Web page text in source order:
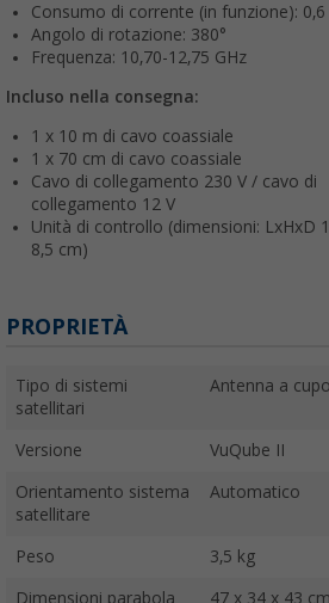
Consumo di corrente (in funzione): 0,6
Angolo di rotazione: 380°
Frequenza: 10,70-12,75 GHz
Incluso nella consegna:
1 x 10 m di cavo coassiale
1 x 70 cm di cavo coassiale
Cavo di collegamento 230 V / cavo di
collegamento 12 V
Unità di controllo (dimensioni: LxHxD
8,5 cm)
PROPRIETÀ
Tipo di sistemi
satellitari
Antenna a
Versione VuQube II
Orientamento sistema
satellitare
Automatico
Peso 3,5 kg
Dimensioni parabola 47 x 34 x 43 cm